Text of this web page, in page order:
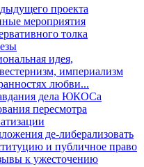
проекта
мероприятия
толка
идея,
империализм
любви...
дела ЮКОСа
пересмотра
де-либерализовать
и публичное право
к ужесточению